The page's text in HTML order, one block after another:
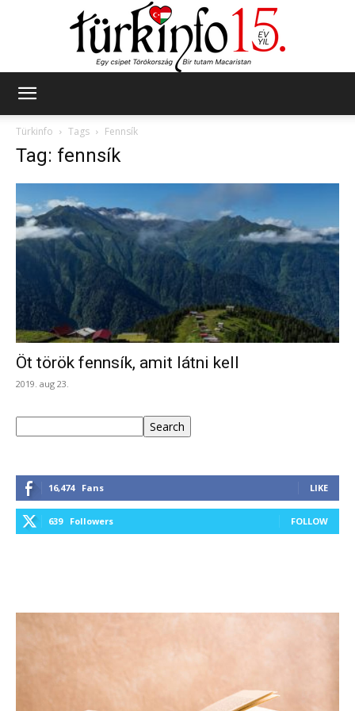
Türkinfo
Tags Fennsík
Tag: fennsík
Öt török fennsík, amit látni kell
2019. aug 23.
Search
16,474 Fans LIKE
639 Followers FOLLOW